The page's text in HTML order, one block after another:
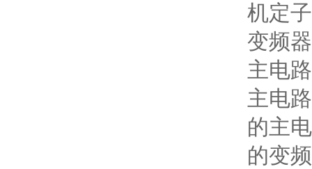
机定
变频
主电路
主电
的主
的变